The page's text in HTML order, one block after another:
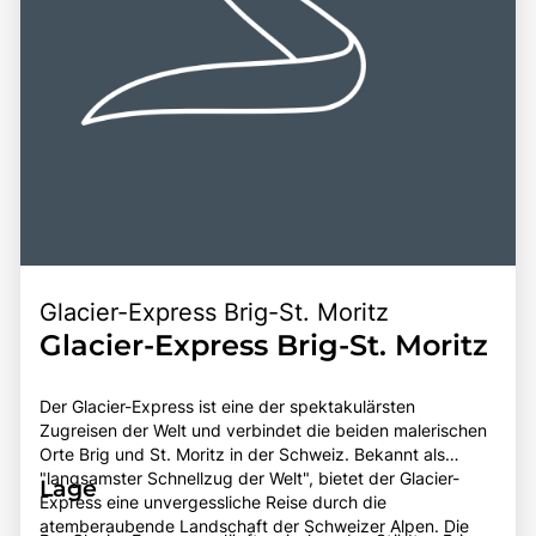
unvergesslichen Erlebnis für alle, die diese einzigartige
Destination entdecken möchten.
Glacier-Express Brig-St. Moritz
Glacier-Express Brig-St. Moritz
Der Glacier-Express ist eine der spektakulärsten
Zugreisen der Welt und verbindet die beiden malerischen
Orte Brig und St. Moritz in der Schweiz. Bekannt als
"langsamster Schnellzug der Welt", bietet der Glacier-
Express eine unvergessliche Reise durch die
atemberaubende Landschaft der Schweizer Alpen. Die
Lage